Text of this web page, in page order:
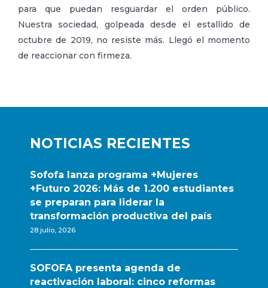
NOTICIAS RECIENTES
Sofofa lanza programa +Mujeres
+Futuro 2026: Más de 1.200 estudiantes
se preparan para liderar la
transformación productiva del país
28 julio, 2026
SOFOFA presenta agenda de
reactivación laboral: cinco reformas
para que puedan resguardar el orden público.
Nuestra sociedad, golpeada desde el estallido de
octubre de 2019, no resiste más. Llegó el momento
de reaccionar con firmeza.